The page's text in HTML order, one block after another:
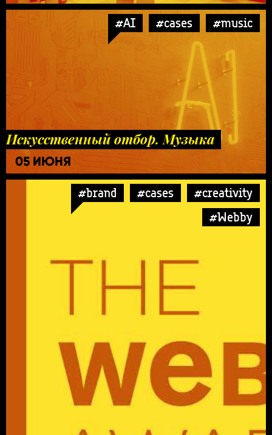
#AI #cases #music
Искусственный отбор. Музыка
05 ИЮНЯ
#brand #cases
#creativity
#Webby